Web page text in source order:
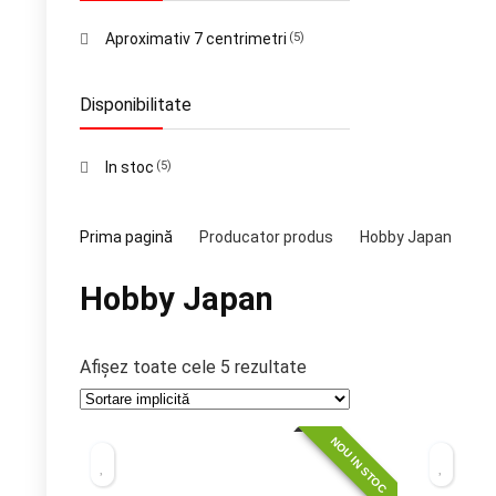
Aproximativ 7 centrimetri (5)
Disponibilitate
In stoc (5)
Prima pagină Producator produs Hobby Japan
Hobby Japan
Afișez toate cele 5 rezultate
NOU IN STOC